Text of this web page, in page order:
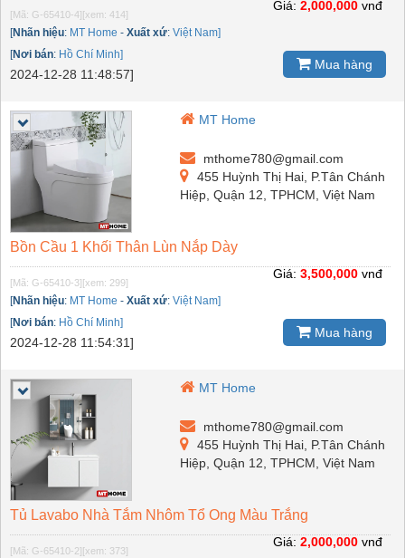
[Mã: G-65410-4] [xem: 414]
[Nhãn hiệu: MT Home - Xuất xứ: Việt Nam]
[Nơi bán: Hồ Chí Minh]
2024-12-28 11:48:57]
Giá: 2,000,000 vnđ
Mua hàng
MT Home
mthome780@gmail.com
455 Huỳnh Thị Hai, P.Tân Chánh
Hiệp, Quận 12, TPHCM, Việt Nam
Bồn Cầu 1 Khối Thân Lùn Nắp Dày
[Mã: G-65410-3] [xem: 299]
[Nhãn hiệu: MT Home - Xuất xứ: Việt Nam]
[Nơi bán: Hồ Chí Minh]
2024-12-28 11:54:31]
Giá: 3,500,000 vnđ
Mua hàng
MT Home
mthome780@gmail.com
455 Huỳnh Thị Hai, P.Tân Chánh
Hiệp, Quận 12, TPHCM, Việt Nam
Tủ Lavabo Nhà Tắm Nhôm Tổ Ong Màu Trắng
[Mã: G-65410-2] [xem: 373]
Giá: 2,000,000 vnđ